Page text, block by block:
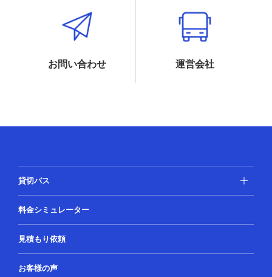
お問い合わせ 運営会社
貸切バス
料金シミュレーター
見積もり依頼
お客様の声